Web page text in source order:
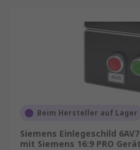
Zubehörs folgende
berücksichtigen:
Ihren HMI-Typ relevant,
Beim Hersteller auf Lager
Siemens Einlegeschild
mit Siemens 16:9 PRO